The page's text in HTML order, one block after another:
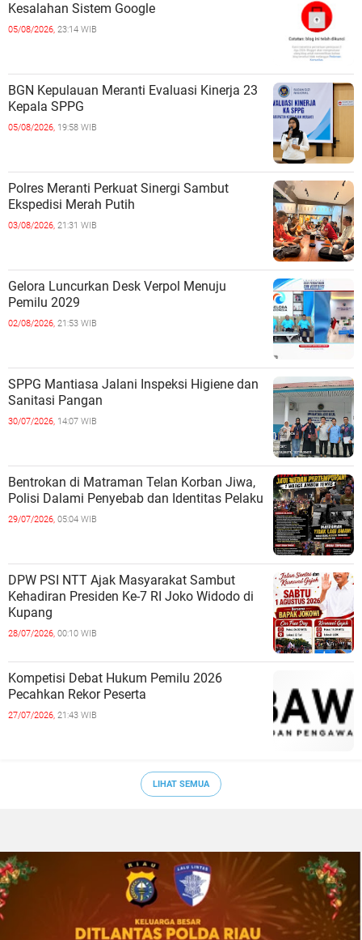
Kesalahan Sistem Google
05/08/2026, 23:14 WIB
BGN Kepulauan Meranti Evaluasi Kinerja 23
Kepala SPPG
05/08/2026, 19:58 WIB
Polres Meranti Perkuat Sinergi Sambut
Ekspedisi Merah Putih
03/08/2026, 21:31 WIB
Gelora Luncurkan Desk Verpol Menuju
Pemilu 2029
02/08/2026, 21:53 WIB
SPPG Mantiasa Jalani Inspeksi Higiene dan
Sanitasi Pangan
30/07/2026, 14:07 WIB
Bentrokan di Matraman Telan Korban Jiwa,
Polisi Dalami Penyebab dan Identitas Pelaku
29/07/2026, 05:04 WIB
DPW PSI NTT Ajak Masyarakat Sambut
Kehadiran Presiden Ke-7 RI Joko Widodo di
Kupang
28/07/2026, 00:10 WIB
Kompetisi Debat Hukum Pemilu 2026
Pecahkan Rekor Peserta
27/07/2026, 21:43 WIB
LIHAT SEMUA